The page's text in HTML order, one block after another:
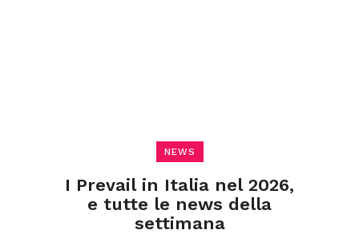
NEWS
I Prevail in Italia nel 2026,
e tutte le news della
settimana